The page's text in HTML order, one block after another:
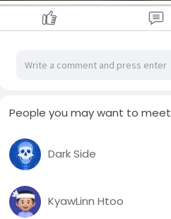
ါအပြင် ရန်ကုန်မြို့၊ လှိုင်သာယာ မ
တွက် လှိုင်သာယာ ပြည်သူဆေးရုံကို
သကူကောက်ရင်း လူနှစ်ယောက် ဆို
လို သာကေတမြို့နယ်မှာလည်း ကာ
အပျော်ကနေ အပျက်ဖြစ်ရတယ်။
People you may want to meet
Dark Side
KyawLinn Htoo